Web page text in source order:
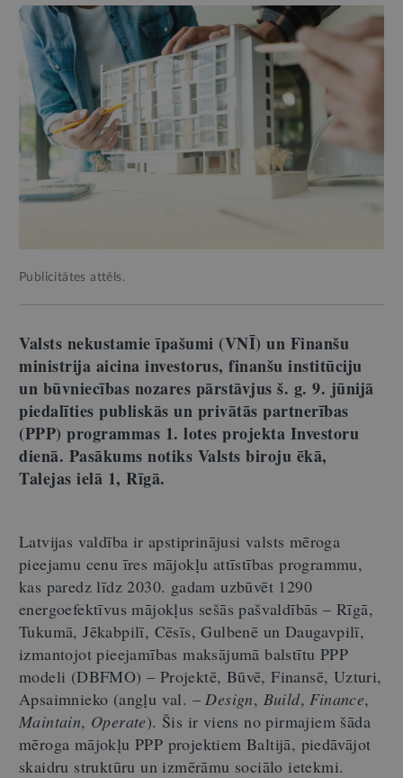
Publicitātes attēls.
Valsts nekustamie īpašumi (VNĪ) un Finanšu
ministrija aicina investorus, finanšu institūciju
un būvniecības nozares pārstāvjus š. g. 9. jūnijā
piedalīties publiskās un privātās partnerības
(PPP) programmas 1. lotes projekta Investoru
dienā. Pasākums notiks Valsts biroju ēkā,
Talejas ielā 1, Rīgā.
Latvijas valdība ir apstiprinājusi valsts mēroga
pieejamu cenu īres mājokļu attīstības programmu,
kas paredz līdz 2030. gadam uzbūvēt 1290
energoefektīvus mājokļus sešās pašvaldībās – Rīgā,
Tukumā, Jēkabpilī, Cēsīs, Gulbenē un Daugavpilī,
izmantojot pieejamības maksājumā balstītu PPP
modeli (DBFMO) – Projektē, Būvē, Finansē, Uzturi,
Apsaimnieko (angļu val. – Design, Build, Finance,
Maintain, Operate). Šis ir viens no pirmajiem šāda
mēroga mājokļu PPP projektiem Baltijā, piedāvājot
skaidru struktūru un izmērāmu sociālo ietekmi.